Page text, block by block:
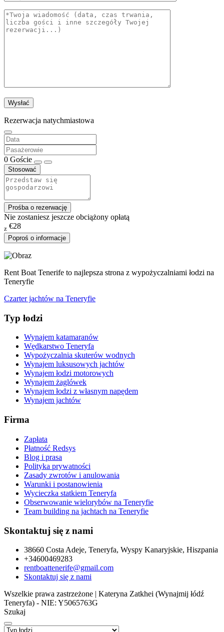
Rezerwacja natychmiastowa
0 Goście
Stosować
Prośba o rezerwację
Nie zostaniesz jeszcze obciążony opłatą
z €28
Poproś o informacje
Rent Boat Tenerife to najlepsza strona z wypożyczalniami łodzi na
Teneryfie
Czarter jachtów na Teneryfie
Typ łodzi
Wynajem katamaranów
Wędkarstwo Teneryfa
Wypożyczalnia skuterów wodnych
Wynajem luksusowych jachtów
Wynajem łodzi motorowych
Wynajem żaglówek
Wynajem łodzi z własnym napędem
Wynajem jachtów
Firma
Zapłata
Płatność Redsys
Blog i prasa
Polityka prywatności
Zasady zwrotów i anulowania
Warunki i postanowienia
Wycieczka statkiem Teneryfa
Obserwowanie wielorybów na Teneryfie
Team building na jachtach na Teneryfie
Skontaktuj się z nami
38660 Costa Adeje, Teneryfa, Wyspy Kanaryjskie, Hiszpania
+34600469283
rentboattenerife@gmail.com
Skontaktuj się z nami
Wszelkie prawa zastrzeżone | Kateryna Zatkhei (Wynajmij łódź
Teneryfa) - NIE: Y5065763G
Szukaj